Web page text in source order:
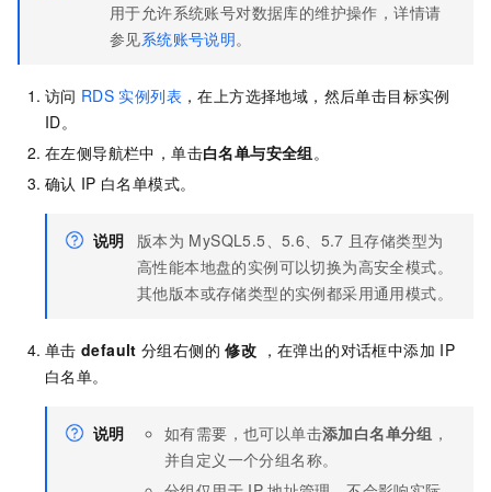
用于允许系统账号对数据库的维护操作，详情请
参见系统账号说明。
访问 RDS 实例列表 ，在上方选择地域，然后单击目标实例
ID。
在左侧导航栏中，单击白名单与安全组。
确认 IP 白名单模式。
说明 版本为 MySQL5.5、5.6、5.7 且存储类型为
高性能本地盘的实例可以切换为高安全模式。
其他版本或存储类型的实例都采用通用模式。
单击 default 分组右侧的 修改 ，在弹出的对话框中添加 IP
白名单。
说明 如有需要，也可以单击添加白名单分组 ，
并自定义一个分组名称。